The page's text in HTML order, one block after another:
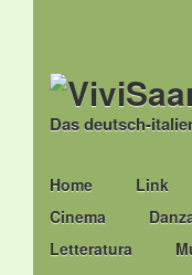
Das deutsch-
Main menu
Skip
to
content
Home Link
Cinema
Letteratura